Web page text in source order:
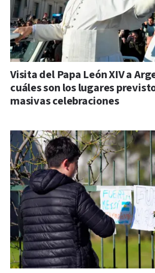
Visita del Papa León XIV a
cuáles son los lugares
masivas celebraciones